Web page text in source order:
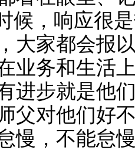
候，响应很
大家都会报
业务和生活
进步就是他
父对他们好
慢，不能怠